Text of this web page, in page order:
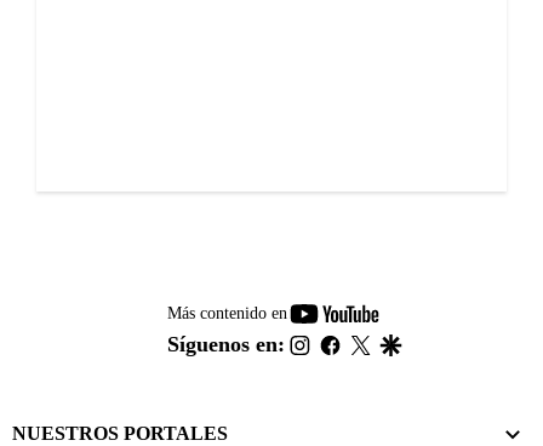
Más contenido en
youtube-
footer
Síguenos en: instagram
facebook
twitter
NUESTROS PORTALES